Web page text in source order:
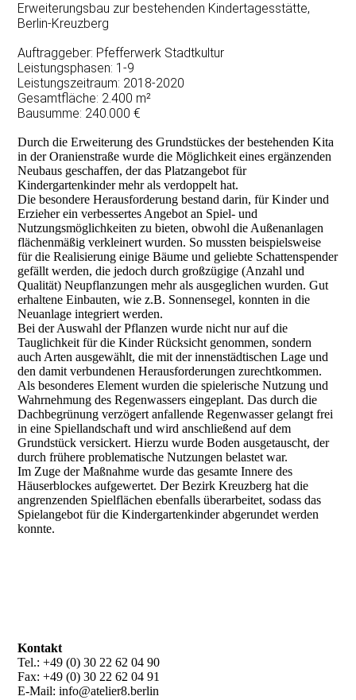
Erweiterungsbau zur bestehenden Kindertagesstätte,
Berlin-Kreuzberg
Auftraggeber: Pfefferwerk Stadtkultur
Leistungsphasen: 1-9
Leistungszeitraum: 2018-2020
Gesamtfläche: 2.400 m²
Bausumme: 240.000 €
Durch die Erweiterung des Grundstückes der bestehenden Kita
in der Oranienstraße wurde die Möglichkeit eines ergänzenden
Neubaus geschaffen, der das Platzangebot für
Kindergartenkinder mehr als verdoppelt hat.
Die besondere Herausforderung bestand darin, für Kinder und
Erzieher ein verbessertes Angebot an Spiel- und
Nutzungsmöglichkeiten zu bieten, obwohl die Außenanlagen
flächenmäßig verkleinert wurden. So mussten beispielsweise
für die Realisierung einige Bäume und geliebte Schattenspender
gefällt werden, die jedoch durch großzügige (Anzahl und
Qualität) Neupflanzungen mehr als ausgeglichen wurden. Gut
erhaltene Einbauten, wie z.B. Sonnensegel, konnten in die
Neuanlage integriert werden.
Bei der Auswahl der Pflanzen wurde nicht nur auf die
Tauglichkeit für die Kinder Rücksicht genommen, sondern
auch Arten ausgewählt, die mit der innenstädtischen Lage und
den damit verbundenen Herausforderungen zurechtkommen.
Als besonderes Element wurden die spielerische Nutzung und
Wahrnehmung des Regenwassers eingeplant. Das durch die
Dachbegrünung verzögert anfallende Regenwasser gelangt frei
in eine Spiellandschaft und wird anschließend auf dem
Grundstück versickert. Hierzu wurde Boden ausgetauscht, der
durch frühere problematische Nutzungen belastet war.
Im Zuge der Maßnahme wurde das gesamte Innere des
Häuserblockes aufgewertet. Der Bezirk Kreuzberg hat die
angrenzenden Spielflächen ebenfalls überarbeitet, sodass das
Spielangebot für die Kindergartenkinder abgerundet werden
konnte.
Kontakt
Tel.: +49 (0) 30 22 62 04 90
Fax: +49 (0) 30 22 62 04 91
E-Mail: info@atelier8.berlin